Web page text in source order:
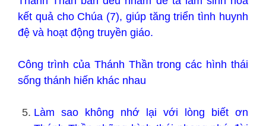
kết quả cho Chúa (7), giúp tăng triển tình huynh
đệ và hoạt động truyền giáo.
Công trình của Thánh Thần trong các hình thái
sống thánh hiến khác nhau
Làm sao không nhớ lại với lòng biết ơn